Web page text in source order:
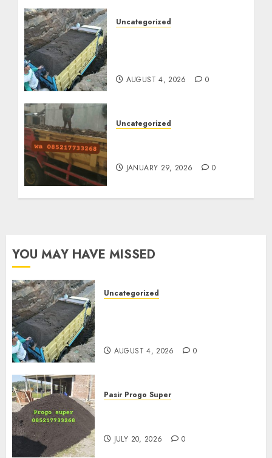
Uncategorized
AUGUST 4, 2026 0
Uncategorized
JANUARY 29, 2026 0
YOU MAY HAVE MISSED
Uncategorized
AUGUST 4, 2026 0
Pasir Progo Super
JULY 20, 2026 0